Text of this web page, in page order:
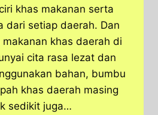
khas makanan serta
dari setiap daerah. Dan
khas daerah di
cita rasa lezat dan
bahan, bumbu
khas daerah masing
sedikit juga…